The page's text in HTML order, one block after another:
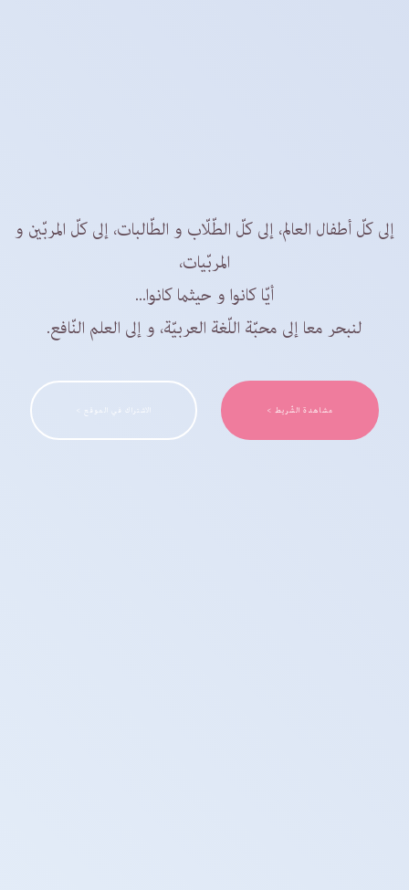
إلى كلّ أطفال العالم، إلى كلّ الطّلّاب و الطّالبات، إلى كلّ المربّين و
المربّيات،
أيّا كانوا و حيثما كانوا...
لنبحر معا إلى محبّة اللّغة العربيّة، و إلى العلم النّافع.
مشاهدة الشّريط > الاشتراك في الموقع >